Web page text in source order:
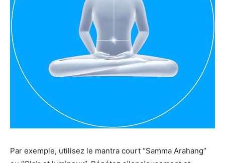
Par exemple, utilisez le mantra court “Samma Arahang”